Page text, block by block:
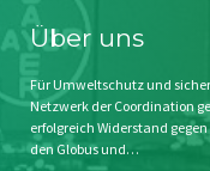
Impressum
Störfälle
Stichwort BAYER
Jahrestagung
SPENDEN
Über uns
Für Umweltschutz und
Netzwerk der Coordination
erfolgreich Widerstand
den Globus und…